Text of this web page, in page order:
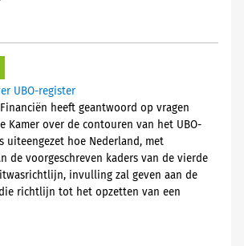
UBO-register
heeft geantwoord op vragen
Kamer over de contouren van het UBO-
uiteengezet hoe Nederland, met
de voorgeschreven kaders van de vierde
invulling zal geven aan de
richtlijn tot het opzetten van een